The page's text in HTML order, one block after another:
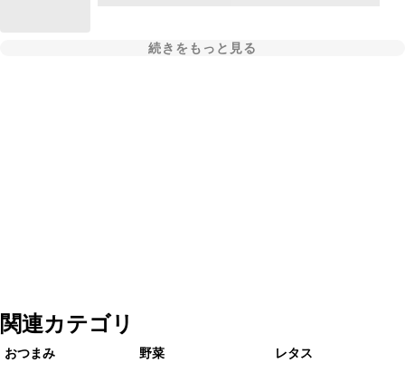
続きをもっと見る
関連カテゴリ
おつまみ 野菜 レタス